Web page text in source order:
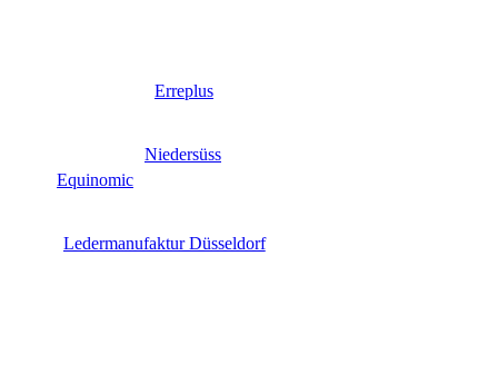
Erreplus
Niedersüss
Equinomic
Ledermanufaktur Düsseldorf